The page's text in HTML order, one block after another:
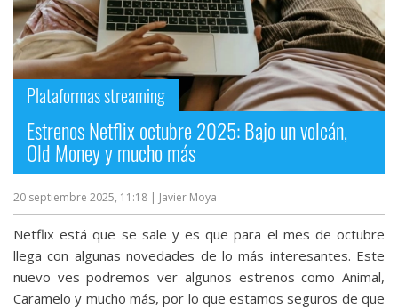
Plataformas streaming
Estrenos Netflix octubre 2025: Bajo un volcán,
Old Money y mucho más
20 septiembre 2025, 11:18 | Javier Moya
Netflix está que se sale y es que para el mes de octubre
llega con algunas novedades de lo más interesantes. Este
nuevo ves podremos ver algunos estrenos como Animal,
Caramelo y mucho más, por lo que estamos seguros de que